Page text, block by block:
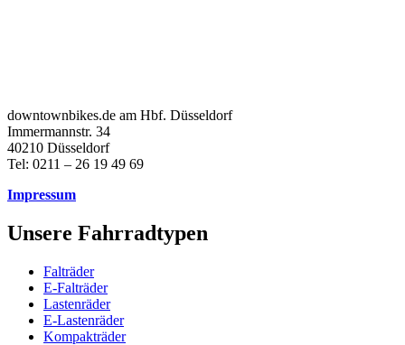
downtownbikes.de am Hbf. Düsseldorf
Immermannstr. 34
40210 Düsseldorf
Tel: 0211 – 26 19 49 69
Impressum
Unsere Fahrradtypen
Falträder
E-Falträder
Lastenräder
E-Lastenräder
Kompakträder